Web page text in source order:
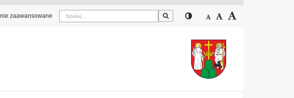
zaawansowane Szukaj Przełącz pomiędzy
Zmniejsz czcionkę
Domyślny rozmiar